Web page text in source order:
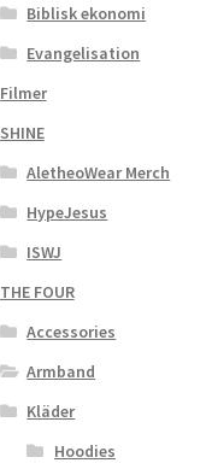
Biblisk ekonomi
Evangelisation
Filmer
SHINE
AletheoWear Merch
HypeJesus
ISWJ
THE FOUR
Accessories
Armband
Kläder
Hoodies